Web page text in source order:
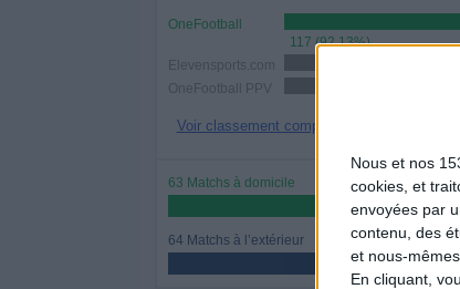
Nous et nos
cookies, et
envoyées par
contenu, des
et nous-
En cliquant,
OneFootball
117 (92,13%)
Elevensports.com
OneFootball PPV
Voir classement complet
63 Matchs à domicile
49,61%
64 Matchs à l’extérieur
50,39%